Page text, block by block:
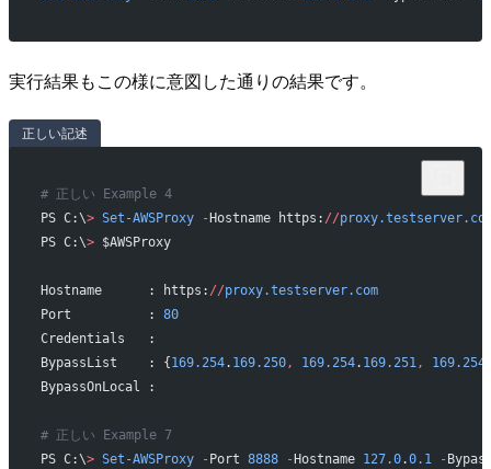
実行結果もこの様に意図した通りの結果です。
正しい記述
# 正しい Example 4
PS C:\> Set-AWSProxy - Hostname https: //
PS C:\> $AWSProxy
Hostname      : https: //proxy.testserver.com
Port          : 80
Credentials   :
BypassList    : { 169.254. 169.250, 169.254. 169.251, 169.254
BypassOnLocal :
# 正しい Example 7
PS C:\> Set-AWSProxy - Port 8888 - Hostname 127.0.0.1 -